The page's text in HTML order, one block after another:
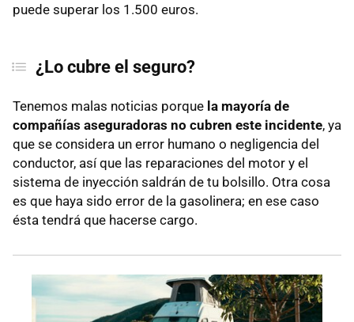
puede superar los 1.500 euros.
¿Lo cubre el seguro?
Tenemos malas noticias porque la mayoría de
compañías aseguradoras no cubren este incidente, ya
que se considera un error humano o negligencia del
conductor, así que las reparaciones del motor y el
sistema de inyección saldrán de tu bolsillo. Otra cosa
es que haya sido error de la gasolinera; en ese caso
ésta tendrá que hacerse cargo.